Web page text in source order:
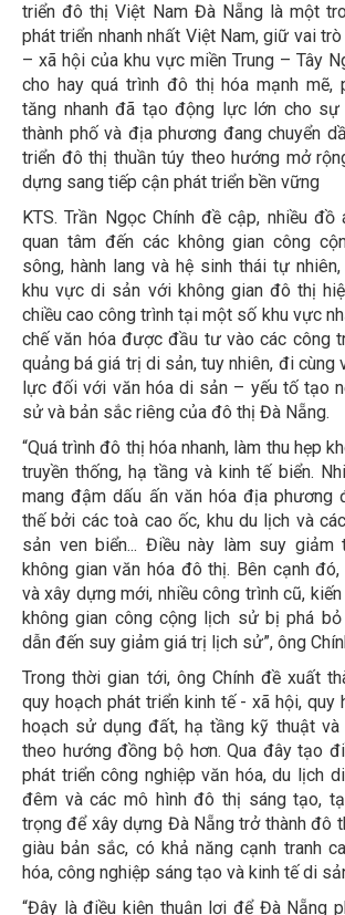
triển đô thị Việt Nam Đà Nẵng là một
phát triển nhanh nhất Việt Nam, giữ vai
– xã hội của khu vực miền Trung – Tây
cho hay quá trình đô thị hóa mạnh mẽ,
tăng nhanh đã tạo động lực lớn cho
thành phố và địa phương đang chuyển
triển đô thị thuần túy theo hướng mở
dựng sang tiếp cận phát triển bền vững
KTS. Trần Ngọc Chính đề cập, nhiều
quan tâm đến các không gian công
sông, hành lang và hệ sinh thái tự
khu vực di sản với không gian đô thị
chiều cao công trình tại một số khu vực
chế văn hóa được đầu tư vào các công
quảng bá giá trị di sản, tuy nhiên, đi cùng
lực đối với văn hóa di sản – yếu tố tạo
sử và bản sắc riêng của đô thị Đà Nẵng.
“Quá trình đô thị hóa nhanh, làm thu hẹp
truyền thống, hạ tầng và kinh tế biển.
mang đậm dấu ấn văn hóa địa phương
thế bởi các toà cao ốc, khu du lịch và
sản ven biển... Điều này làm suy giảm
không gian văn hóa đô thị. Bên cạnh
và xây dựng mới, nhiều công trình cũ,
không gian công cộng lịch sử bị phá
dẫn đến suy giảm giá trị lịch sử”, ông
Trong thời gian tới, ông Chính đề xuất
quy hoạch phát triển kinh tế - xã hội, quy
hoạch sử dụng đất, hạ tầng kỹ thuật và
theo hướng đồng bộ hơn. Qua đây tạo
phát triển công nghiệp văn hóa, du lịch
đêm và các mô hình đô thị sáng tạo,
trọng để xây dựng Đà Nẵng trở thành đô
giàu bản sắc, có khả năng cạnh tranh
hóa, công nghiệp sáng tạo và kinh tế di
“Đây là điều kiện thuận lợi để Đà Nẵng